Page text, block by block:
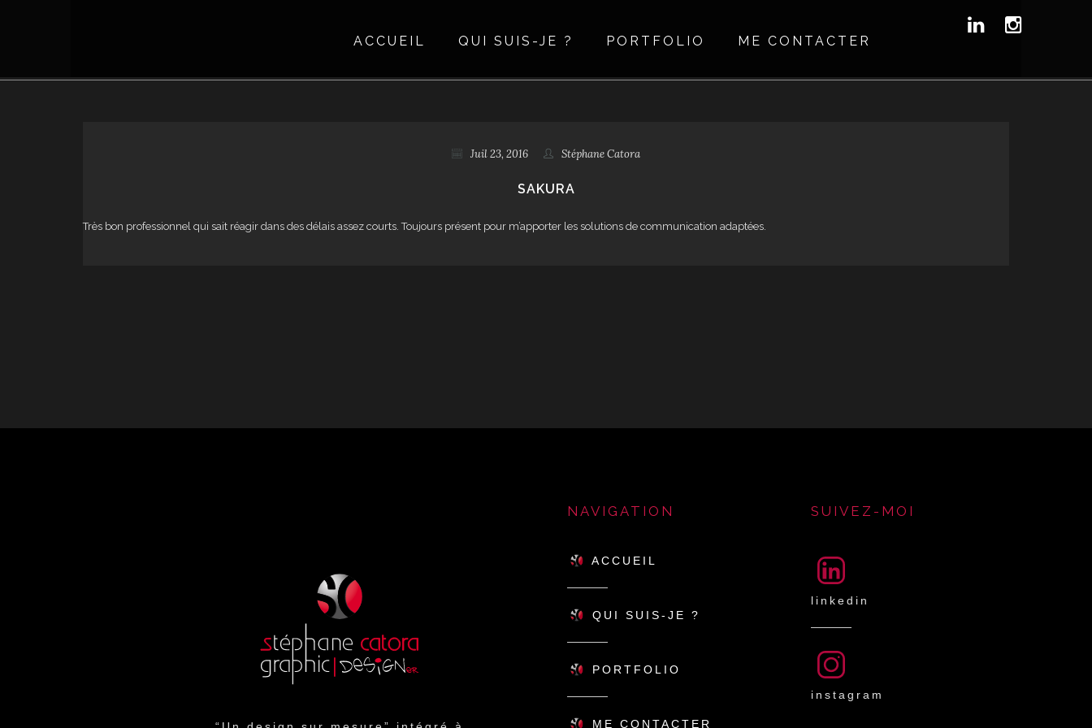
ACCUEIL QUI SUIS-JE ? PORTFOLIO ME CONTACTER
Juil 23, 2016 Stéphane Catora
SAKURA
Très bon professionnel qui sait réagir dans des délais assez courts. Toujours présent pour m’apporter les solutions de communication adaptées.
NAVIGATION
ACCUEIL
QUI SUIS-JE ?
PORTFOLIO
ME CONTACTER
SUIVEZ-MOI
linkedin
instagram